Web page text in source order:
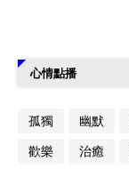
心情點播
孤獨 幽默
歡樂
治癒